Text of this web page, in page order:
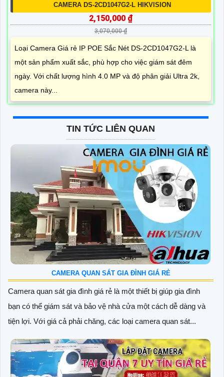
CAMERA DS-2CD1047G2-L HIKVISION
2,150,000 ₫
3,070,000 ₫
Loại Camera Giá rẻ IP POE Sắc Nét DS-2CD1047G2-L là
một sản phẩm xuất sắc, phù hợp cho việc giám sát đêm
ngày. Với chất lượng hình 4.0 MP và độ phân giải Ultra 2k,
camera này...
TIN TỨC LIÊN QUAN
CAMERA QUAN SÁT GIA ĐÌNH GIÁ RẺ
Camera quan sát gia đình giá rẻ là một thiết bị giúp gia đình
bạn có thể giám sát và bảo vệ nhà cửa một cách dễ dàng và
tiện lợi. Với giá cả phải chăng, các loại camera quan sát...